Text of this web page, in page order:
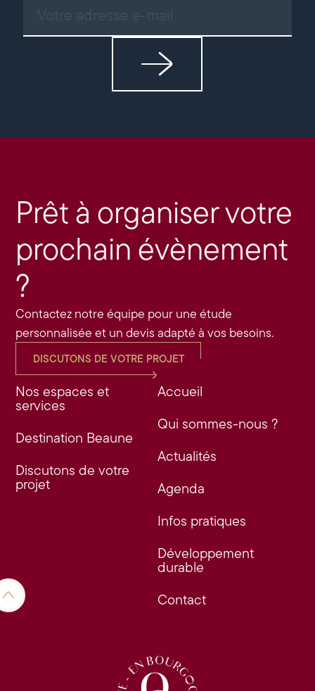
Prêt à organiser votre
prochain évènement
?
Contactez notre équipe pour une étude
personnalisée et un devis adapté à vos besoins.
DISCUTONS DE VOTRE PROJET
Nos espaces et
services
Destination Beaune
Discutons de votre
projet
Accueil
Qui sommes-nous ?
Actualités
Agenda
Infos pratiques
Développement
durable
Contact